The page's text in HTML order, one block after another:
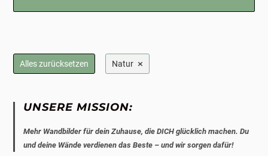
Alles zurücksetzen Natur ×
UNSERE MISSION:
Mehr Wandbilder für dein Zuhause, die DICH glücklich machen. Du
und deine Wände verdienen das Beste – und wir sorgen dafür!